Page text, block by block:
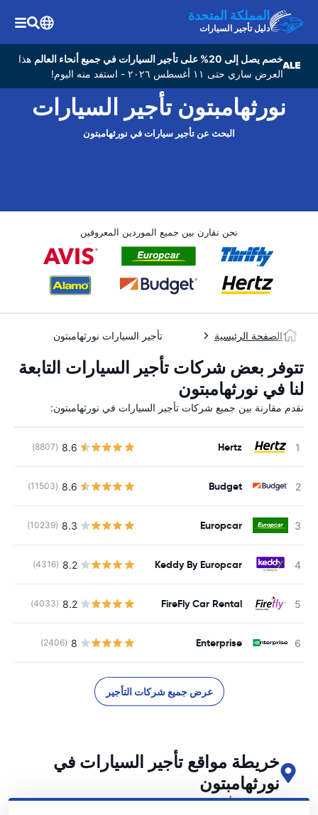
المملكة المتحدة
دليل تأجير السيارات
خصم يصل إلى 20% على تأجير السيارات في جميع أنحاء العالم
هذا
العرض ساري حتى ١١ أغسطس ٢٠٢٦ - استفد منه اليوم!
نورثهامبتون تأجير السيارات
البحث عن تأجير سيارات في نورثهامبتون
نحن نقارن بين جميع الموردين المعروفين
الصفحة الرئيسية تأجير السيارات نورثهامبتون
تتوفر بعض شركات تأجير السيارات التابعة
لنا في نورثهامبتون
نقدم مقارنة بين جميع شركات تأجير السيارات في نورثهامبتون:
Hertz
8.6
(8807)
Budget
8.6
(11503)
Europcar
8.3
(10239)
Keddy By Europcar
8.2
(4316)
FireFly Car Rental
8.2
(4033)
Enterprise
8
(2406)
عرض جميع شركات التأجير
خريطة مواقع تأجير السيارات في
نورثهامبتون
اطلع على مواقع تأجير السيارات الرئيسية لدينا في نورثهامبتون